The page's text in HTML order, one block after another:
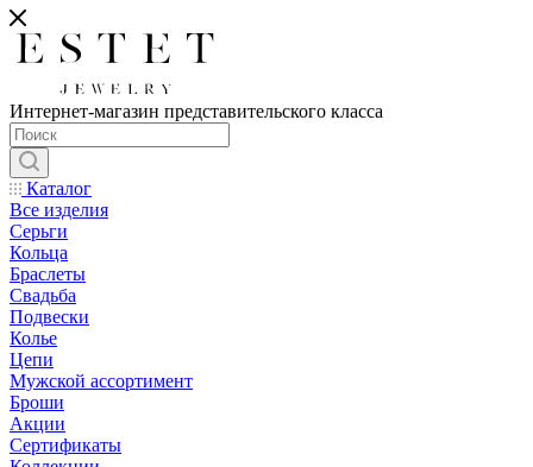
Интернет-магазин представительского класса
Каталог
Все изделия
Серьги
Кольца
Браслеты
Свадьба
Подвески
Колье
Цепи
Мужской ассортимент
Броши
Акции
Сертификаты